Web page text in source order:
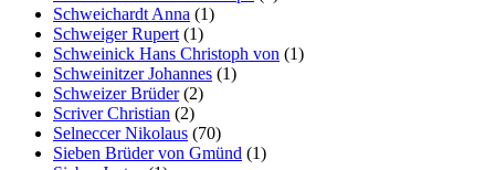
Schweichardt Anna (1)
Schweiger Rupert (1)
Schweinick Hans Christoph von (1)
Schweinitzer Johannes (1)
Schweizer Brüder(2)
Scriver Christian (2)
Selneccer Nikolaus (70)
Sieben Brüder von Gmünd (1)